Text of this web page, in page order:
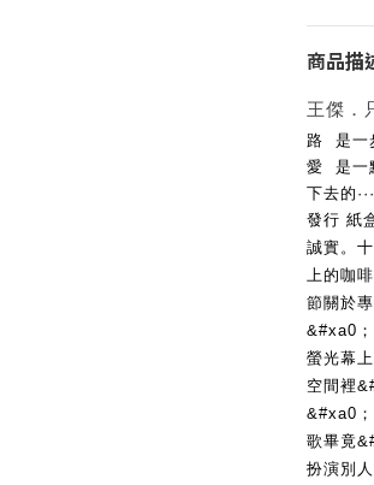
商品描
王傑．
路  是一
愛  是一
下去的
發行 紙
誠實。
上的咖
節關於
&#xa0
螢光幕
空間裡
&#xa0
歌畢竟
扮演別